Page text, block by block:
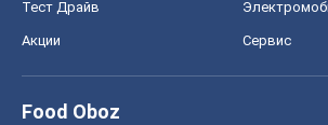
Тест Драйв
Акции Сервис
Food Oboz